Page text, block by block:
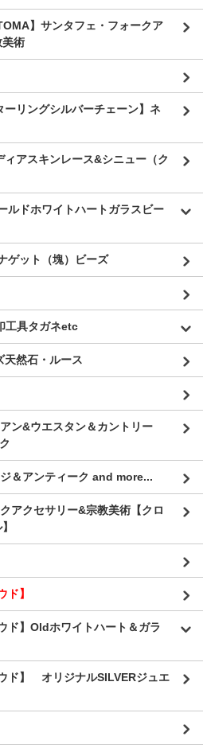
】サンタフェ・フォークア
美術
リングシルバーチェーン】ネ
アスキンレース&シニュー（ク
ルドホワイトハートガラスビー
ゲット（塊）ビーズ
工具タガネetc
天然石・ルース
ン&ウエスタン＆カントリー
＆アンティーク and more...
アクセサリー&宗教美術【クロ
】
】Oldホワイトハート＆ガラ
ド】 オリジナルSILVERジュエ